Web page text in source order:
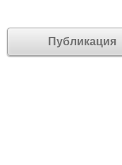
Публикация